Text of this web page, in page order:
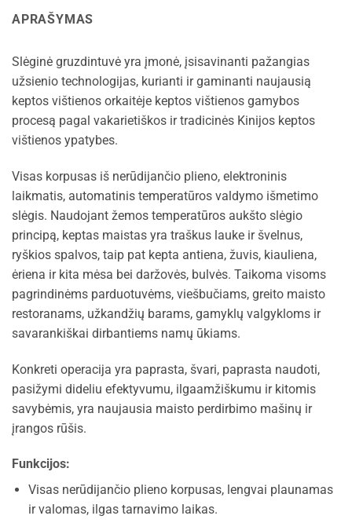
APRAŠYMAS
Slėginė gruzdintuvė yra įmonė, įsisavinanti pažangias
užsienio technologijas, kurianti ir gaminanti naujausią
keptos vištienos orkaitėje keptos vištienos gamybos
procesą pagal vakarietiškos ir tradicinės Kinijos keptos
vištienos ypatybes.
Visas korpusas iš nerūdijančio plieno, elektroninis
laikmatis, automatinis temperatūros valdymo išmetimo
slėgis. Naudojant žemos temperatūros aukšto slėgio
principą, keptas maistas yra traškus lauke ir švelnus,
ryškios spalvos, taip pat kepta antiena, žuvis, kiauliena,
ėriena ir kita mėsa bei daržovės, bulvės. Taikoma visoms
pagrindinėms parduotuvėms, viešbučiams, greito maisto
restoranams, užkandžių barams, gamyklų valgykloms ir
savarankiškai dirbantiems namų ūkiams.
Konkreti operacija yra paprasta, švari, paprasta naudoti,
pasižymi dideliu efektyvumu, ilgaamžiškumu ir kitomis
savybėmis, yra naujausia maisto perdirbimo mašinų ir
įrangos rūšis.
Funkcijos:
Visas nerūdijančio plieno korpusas, lengvai plaunamas
ir valomas, ilgas tarnavimo laikas.